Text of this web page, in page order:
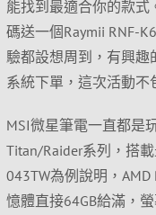
能找到最適合你的款式
碼送一個Raymii RNF-
驗都設想周到，有興
系統下單，這次活動不
MSI微星筆電一直都是
Titan/Raider系列，搭載
043TW為例說明，AMD
憶體直接64GB給滿，